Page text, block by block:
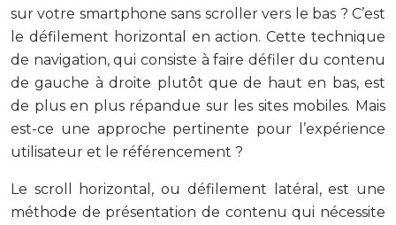
sur votre smartphone sans scroller vers le bas ? C’est
le défilement horizontal en action. Cette technique
de navigation, qui consiste à faire défiler du contenu
de gauche à droite plutôt que de haut en bas, est
de plus en plus répandue sur les sites mobiles. Mais
est-ce une approche pertinente pour l’expérience
utilisateur et le référencement ?
Le scroll horizontal, ou défilement latéral, est une
méthode de présentation de contenu qui nécessite